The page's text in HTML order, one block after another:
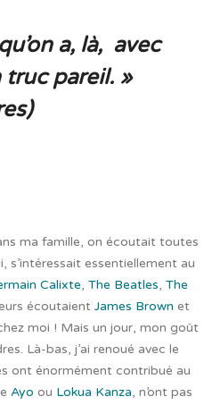
a, là, avec
truc pareil. »
ma famille, on écoutait toutes
s’intéressait essentiellement au
Calixte, The Beatles, The
écoutaient James Brown et
moi ! Mais un jour, mon goût
Là-bas, j’ai renoué avec le
ont énormément contribué au
Ayo ou Lokua Kanza, n’ont pas